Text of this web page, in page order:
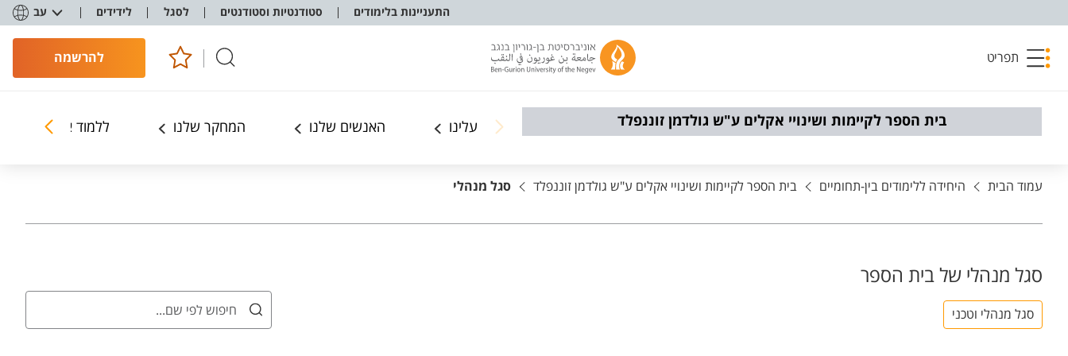
התעניינות בלימודים סטודנטיות וסטודנטים לסגל לידידים עב
תפריט להרשמה
בית הספר לקיימות ושינויי אקלים ע"ש גולדמן זוננפלד עלינו האנשים שלנו המחקר שלנו ללמוד אצלנו
עמוד הבית היחידה ללימודים בין-תחומיים בית הספר לקיימות ושינויי אקלים ע"ש גולדמן זוננפלד סגל מנהלי
סגל מנהלי של בית הספר
סגל מנהלי וטכני